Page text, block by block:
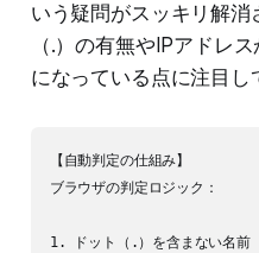
いう疑問がスッキリ解消
（.）の有無やIPアドレ
になっている点に注目し
【自動判定の仕組み】
ブラウザの判定ロジック：
1. ドット（.）を含まない名前